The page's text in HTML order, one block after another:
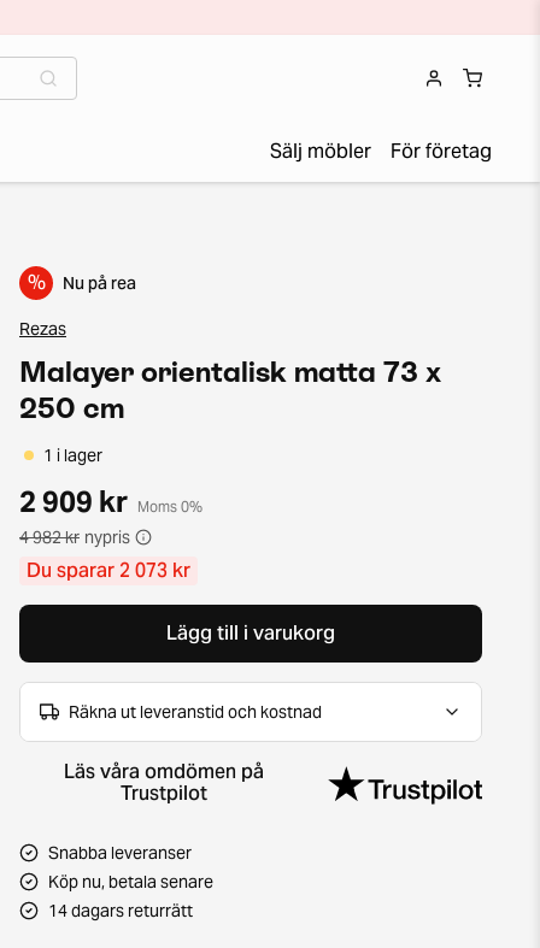
Sälj möbler För företag
% Nu på rea
Rezas
Malayer orientalisk matta 73 x
250 cm
1 i lager
2 909 kr Moms 0%
4 982 kr nypris
Du sparar 2 073 kr
Lägg till i varukorg
Räkna ut leveranstid och kostnad
Läs våra omdömen på
Trustpilot
Snabba leveranser
Köp nu, betala senare
14 dagars returrätt